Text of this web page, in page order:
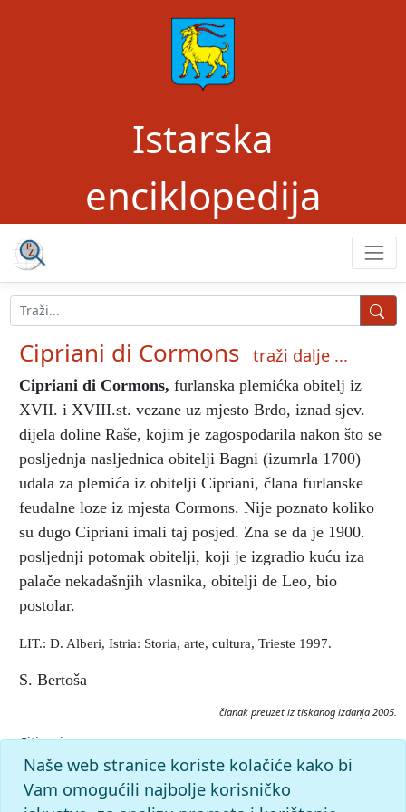
Istarska
enciklopedija
Cipriani di Cormons traži dalje ...
Cipriani di Cormons, furlanska plemićka obitelj iz
XVII. i XVIII.st. vezane uz mjesto Brdo, iznad sjev.
dijela doline Raše, kojim je zagospodarila nakon što se
posljednja nasljednica obitelji Bagni (izumrla 1700)
udala za plemića iz obitelji Cipriani, člana furlanske
feudalne loze iz mjesta Cormons. Nije poznato koliko
su dugo Cipriani imali taj posjed. Zna se da je 1900.
posljednji potomak obitelji, koji je izgradio kuću iza
palače nekadašnjih vlasnika, obitelji de Leo, bio
postolar.
LIT.: D. Alberi, Istria: Storia, arte, cultura, Trieste 1997.
S. Bertoša
članak preuzet iz tiskanog izdanja 2005.
Citiranje:
Cipriani di Cormons.Istarska enciklopedija (2005), mrežno
Leksikografski zavod Miroslav Krleža, 2026.
Pristupljeno 8.8.2026. <https://istra.lzmk.hr/clanak/cipriani-
Naše web stranice koriste kolačiće kako bi
Vam omogućili najbolje korisničko